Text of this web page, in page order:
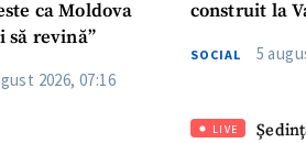
ca Moldova
să revină”
2026, 07:16
construit la
SOCIAL 5
LIVE